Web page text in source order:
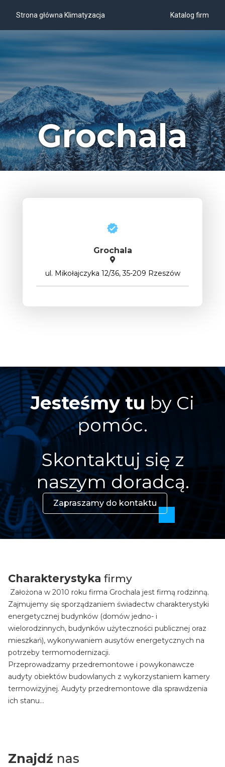
Strona główna Klimatyzacja Katalog firm
Grochala
Grochala
ul. Mikołajczyka 12/36, 35-209 Rzeszów
Jesteśmy tu by Ci
pomóc.
Skontaktuj się z
naszym doradcą.
Zapraszamy do kontaktu
Charakterystyka firmy
Założona w 2010 roku firma Grochala jest firmą rodzinną.
Zajmujemy się sporządzaniem świadectw charakterystyki
energetycznej budynków (domów jedno- i
wielorodzinnych, budynków użyteczności publicznej oraz
mieszkań), wykonywaniem ausytów energetycznych na
potrzeby termomodernizacji.
Przeprowadzamy przedremontowe i powykonawcze
audyty obiektów budowlanych z wykorzystaniem kamery
termowizyjnej. Audyty przedremontowe dla sprawdzenia
ich stanu...
Znajdź nas